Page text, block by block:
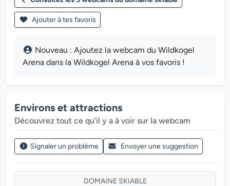
Ajouter à tes favoris
Nouveau : Ajoutez la webcam du Wildkogel
Arena dans la Wildkogel Arena à vos favoris !
Environs et attractions
Découvrez tout ce qu’il y a à voir sur la webcam
Signaler un problème Envoyer une suggestion
DOMAINE SKIABLE